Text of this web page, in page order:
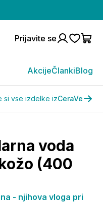
Prijavite se
AkcijeČlankiBlog
si vse izdelke izCeraVe
voda
(400
- njihova vloga pri